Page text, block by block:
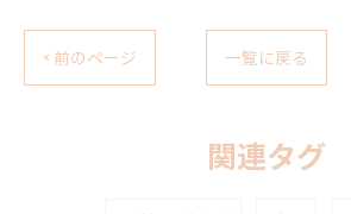
< 前のページ 一覧に戻る
関連タグ